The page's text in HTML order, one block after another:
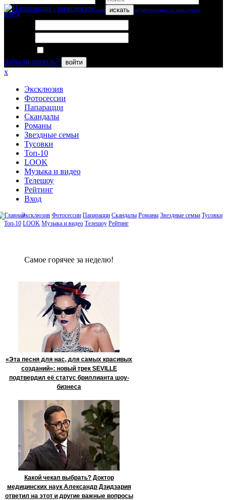
искать
вход
Забыли пароль?
войти
x
Эксклюзив
Фотосессии
Папарацци
Скандалы
Романы
Звездные семьи
Тусовки
Топ-10
LOOK
Музыка и видео
Телешоу
Рейтинг
Вход
Эксклюзив Фотосессии Папарацци Скандалы Романы Звездные семьи Тусовки
Топ-10 LOOK Музыка и видео Телешоу Рейтинг
Сaмое гoрячее за неделю!
«Эта песня для нас, для самых красивых
созданий»: новый трек SEVILLE
подтвердил её статус бриллианта шоу-
бизнеса
Какой чекап выбрать? Доктор
медицинских наук Александр Дзидзария
ответил на этот и другие важные вопросы